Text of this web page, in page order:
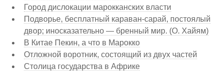
Город дислокации марокканских власти
Подворье, бесплатный караван-сарай, постоялый
двор; иносказательно — бренный мир. (О. Хайям)
В Китае Пекин, а что в Марокко
Отложной воротник, состоящий из двух частей
Столица государства в Африке